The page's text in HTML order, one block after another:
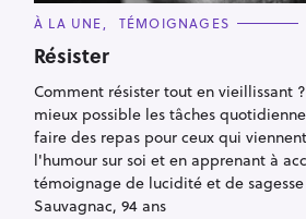
C
T
E
O
I
E
S
À LA UNE TÉMOIGNAGES
Résister
Comment résister tout en vieillissant
mieux possible les tâches
faire des repas pour ceux qui
l'humour sur soi et en apprenant à
témoignage de lucidité et de
Sauvagnac, 94 ans